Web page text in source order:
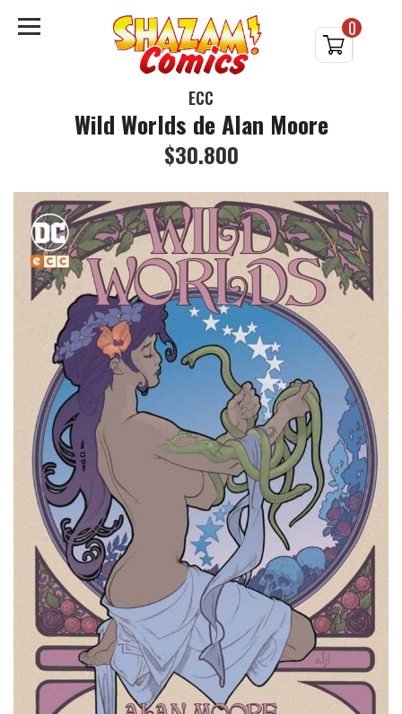
0
ECC
Wild Worlds de Alan Moore
$30.800